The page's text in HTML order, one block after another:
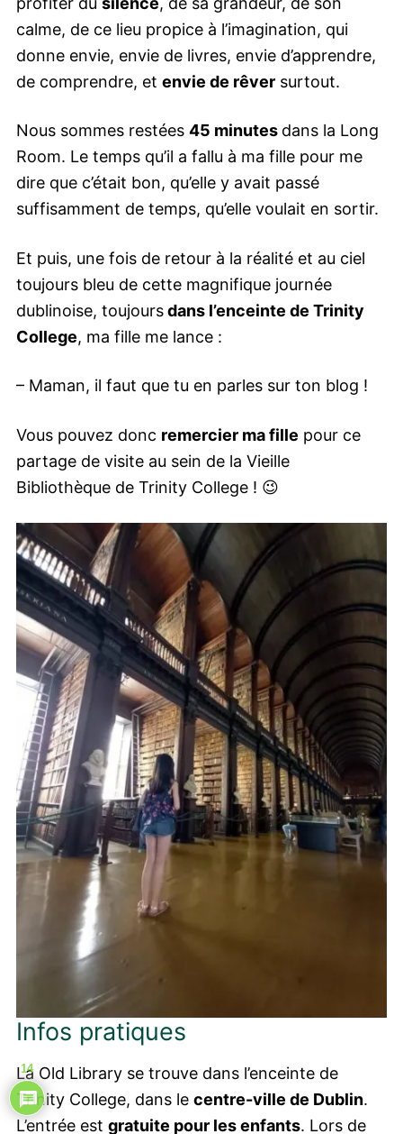
calme, de ce lieu propice à l’imagination, qui
donne envie, envie de livres, envie d’apprendre,
de comprendre, et envie de rêver surtout.
Nous sommes restées 45 minutes dans la Long
Room. Le temps qu’il a fallu à ma fille pour me
dire que c’était bon, qu’elle y avait passé
suffisamment de temps, qu’elle voulait en sortir.
Et puis, une fois de retour à la réalité et au ciel
toujours bleu de cette magnifique journée
dublinoise, toujoursdans l’enceinte de Trinity
College, ma fille me lance :
– Maman, il faut que tu en parles sur ton blog !
Vous pouvez donc remercier ma fille pour ce
partage de visite au sein de la Vieille
Bibliothèque de Trinity College ! 😉
Infos pratiques
La Old Library se trouve dans l’enceinte de
Trinity College, dans le centre-ville de Dublin.
L’entrée est gratuite pour les enfants. Lors de
14